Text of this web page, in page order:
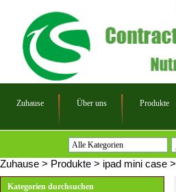
Zuhause Über uns Produkte
Alle Kategorien
Eco Felt bags
Private Labelling
Zuhause > Produkte > ipad mini case >
Kategorien durchsuchen